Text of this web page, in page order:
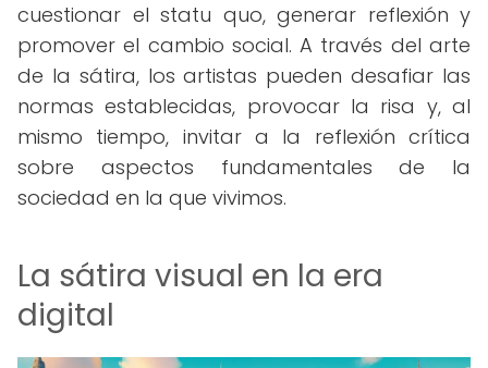
cuestionar el statu quo, generar reflexión y
promover el cambio social. A través del arte
de la sátira, los artistas pueden desafiar las
normas establecidas, provocar la risa y, al
mismo tiempo, invitar a la reflexión crítica
sobre aspectos fundamentales de la
sociedad en la que vivimos.
La sátira visual en la era
digital